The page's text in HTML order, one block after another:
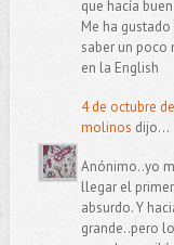
que hacía
Me ha
saber un poco
en la English
4 de octubre
molinos dijo...
Anónimo..yo
llegar el
absurdo. Y
grande..pero